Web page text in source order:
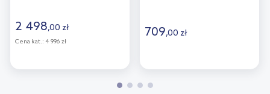
2 498,00 zł
Cena kat.: 4 996 zł
709,00 zł